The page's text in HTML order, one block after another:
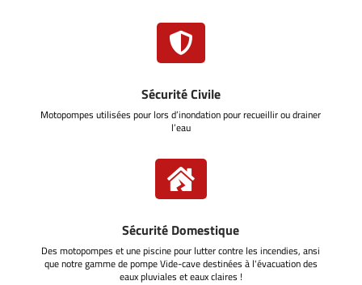

Sécurité Civile
Motopompes utilisées pour lors d’inondation pour recueillir ou drainer
l’eau

Sécurité Domestique
Des motopompes et une piscine pour lutter contre les incendies, ansi
que notre gamme de pompe Vide-cave destinées à l'évacuation des
eaux pluviales et eaux claires !